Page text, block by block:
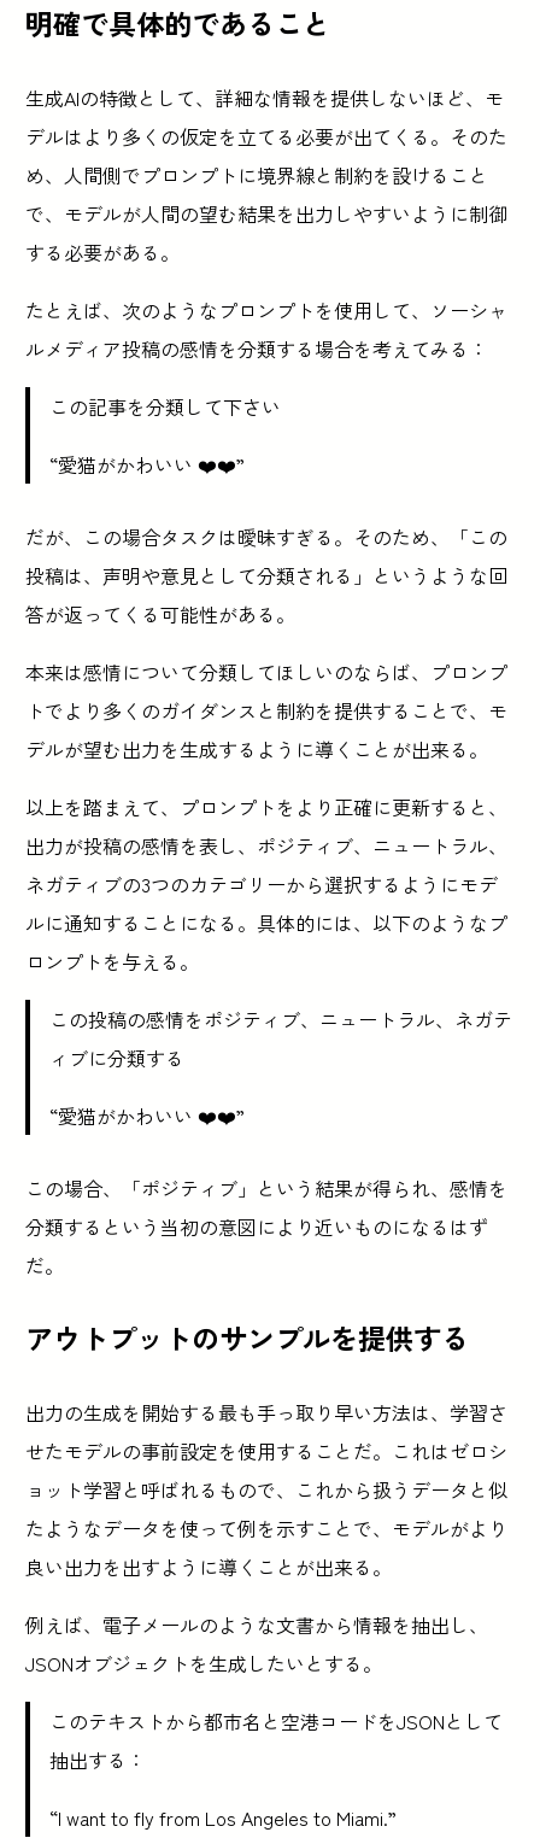
明確で具体的であること
生成AIの特徴として、詳細な情報を提供しないほど、モ
デルはより多くの仮定を立てる必要が出てくる。そのた
め、人間側でプロンプトに境界線と制約を設けること
で、モデルが人間の望む結果を出力しやすいように制御
する必要がある。
たとえば、次のようなプロンプトを使用して、ソーシャ
ルメディア投稿の感情を分類する場合を考えてみる：
この記事を分類して下さい
“愛猫がかわいい ❤️❤️”
だが、この場合タスクは曖昧すぎる。そのため、「この
投稿は、声明や意見として分類される」というような回
答が返ってくる可能性がある。
本来は感情について分類してほしいのならば、プロンプ
トでより多くのガイダンスと制約を提供することで、モ
デルが望む出力を生成するように導くことが出来る。
以上を踏まえて、プロンプトをより正確に更新すると、
出力が投稿の感情を表し、ポジティブ、ニュートラル、
ネガティブの3つのカテゴリーから選択するようにモデ
ルに通知することになる。具体的には、以下のようなプ
ロンプトを与える。
この投稿の感情をポジティブ、ニュートラル、ネガテ
ィブに分類する
“愛猫がかわいい ❤️❤️”
この場合、「ポジティブ」という結果が得られ、感情を
分類するという当初の意図により近いものになるはず
だ。
アウトプットのサンプルを提供する
出力の生成を開始する最も手っ取り早い方法は、学習さ
せたモデルの事前設定を使用することだ。これはゼロシ
ョット学習と呼ばれるもので、これから扱うデータと似
たようなデータを使って例を示すことで、モデルがより
良い出力を出すように導くことが出来る。
例えば、電子メールのような文書から情報を抽出し、
JSONオブジェクトを生成したいとする。
このテキストから都市名と空港コードをJSONとして
抽出する：
“I want to fly from Los Angeles to Miami.”